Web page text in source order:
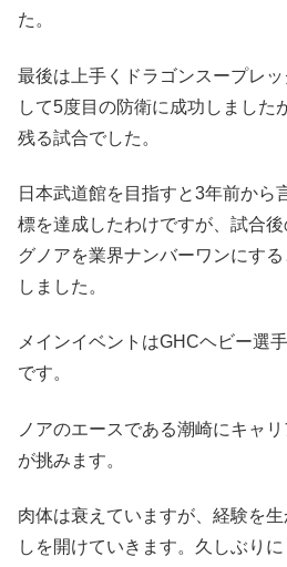
た。
最後は上手くドラゴンスープレ
して5度目の防衛に成功しました
残る試合でした。
日本武道館を目指すと3年前から
標を達成したわけですが、試合
グノアを業界ナンバーワンにす
しました。
メインイベントはGHCヘビー選
です。
ノアのエースである潮崎にキャ
が挑みます。
肉体は衰えていますが、経験を
しを開けていきます。久しぶり